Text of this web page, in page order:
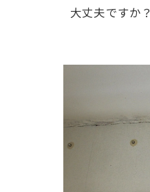
大丈夫ですか？